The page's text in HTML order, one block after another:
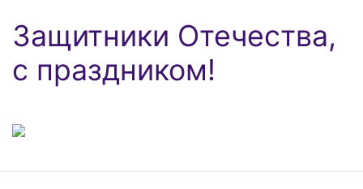
Защитники Отечества,
с праздником!